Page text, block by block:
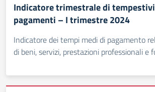
Indicatore trimestrale di
pagamenti – I trimestre 2024
Indicatore dei tempi medi di pagamento
di beni, servizi, prestazioni professionali e